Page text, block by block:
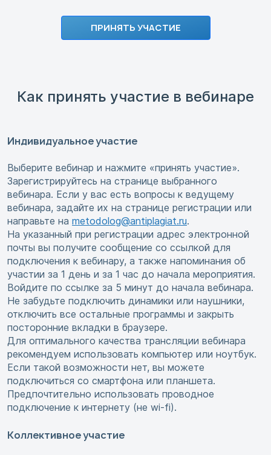
ПРИНЯТЬ УЧАСТИЕ
Как принять участие в вебинаре
Индивидуальное участие
Выберите вебинар и нажмите «принять участие».
Зарегистрируйтесь на странице выбранного
вебинара. Если у вас есть вопросы к ведущему
вебинара, задайте их на странице регистрации или
направьте на metodolog@antiplagiat.ru.
На указанный при регистрации адрес электронной
почты вы получите сообщение со ссылкой для
подключения к вебинару, а также напоминания об
участии за 1 день и за 1 час до начала мероприятия.
Войдите по ссылке за 5 минут до начала вебинара.
Не забудьте подключить динамики или наушники,
отключить все остальные программы и закрыть
посторонние вкладки в браузере.
Для оптимального качества трансляции вебинара
рекомендуем использовать компьютер или ноутбук.
Если такой возможности нет, вы можете
подключиться со смартфона или планшета.
Предпочтительно использовать проводное
подключение к интернету (не wi-fi).
Коллективное участие